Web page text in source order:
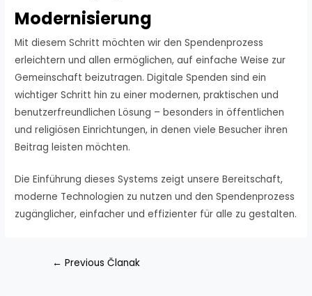
Modernisierung
Mit diesem Schritt möchten wir den Spendenprozess
erleichtern und allen ermöglichen, auf einfache Weise zur
Gemeinschaft beizutragen. Digitale Spenden sind ein
wichtiger Schritt hin zu einer modernen, praktischen und
benutzerfreundlichen Lösung – besonders in öffentlichen
und religiösen Einrichtungen, in denen viele Besucher ihren
Beitrag leisten möchten.
Die Einführung dieses Systems zeigt unsere Bereitschaft,
moderne Technologien zu nutzen und den Spendenprozess
zugänglicher, einfacher und effizienter für alle zu gestalten.
Navigacija
← Previous Članak